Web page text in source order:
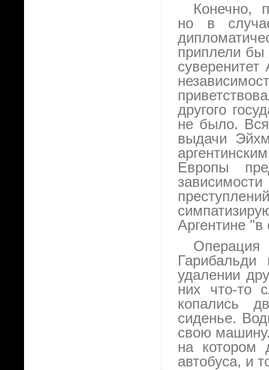
Конечно,
но в
приплели
другого
не было.
выдачи
Европы
Аргентине
Операция
удалении
них что-то
копались
сиденье.
свою
на котором
автобуса, и